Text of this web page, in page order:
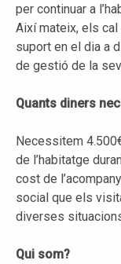
per continuar a
Així mateix, els cal
suport en el dia a
de gestió de la
Quants diners
Necessitem
de l’habitatge
cost de
social que els
diverses
Qui som?